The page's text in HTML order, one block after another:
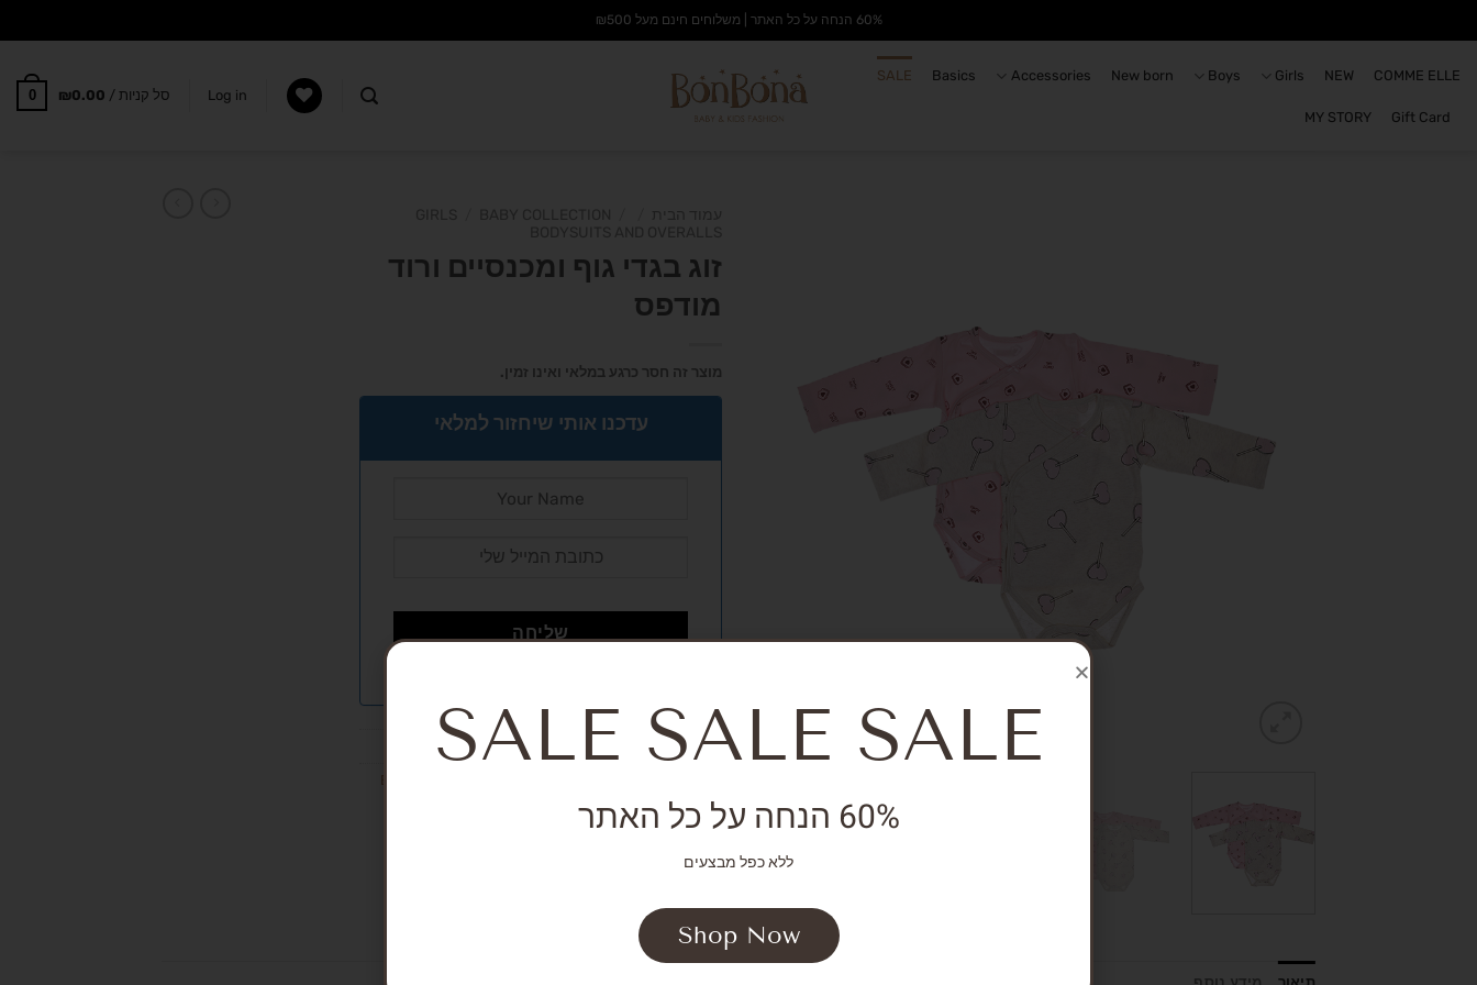
60% הנחה על כל האתר | משלוחים חינם מעל ₪500
COMME ELLE
NEW
Girls
Boys
New born
Accessories
Basics
SALE
Gift Card
MY STORY
Log in סל קניות / ₪0.00
0
זוג בגדי גוף ומכנסיים ורוד
מודפס
מוצר זה חסר כרגע במלאי ואינו זמין.
עדכנו אותי שיחזור למלאי
מק"ט: אין מידע
Bodysuits and overalls
two years
SALE
SALE SALE SALE
60% הנחה על כל האתר
ללא כפל מבצעים
Shop Now